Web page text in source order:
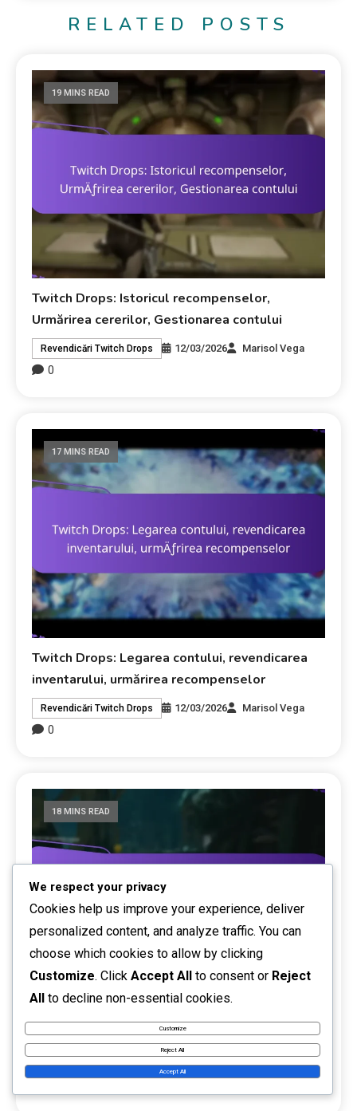
RELATED POSTS
19 MINS READ
Twitch Drops: Istoricul recompenselor,
Urmărirea cererilor, Gestionarea contului
Revendicări Twitch Drops 12/03/2026 Marisol Vega
0
17 MINS READ
Twitch Drops: Legarea contului, revendicarea
inventarului, urmărirea recompenselor
Revendicări Twitch Drops 12/03/2026 Marisol Vega
0
18 MINS READ
Twitch Drops: Compatibilitate platformă,
Verificarea revendicării, Setările contului
Revendicări Twitch Drops 04/03/2026 Marisol Vega
We respect your privacy
Cookies help us improve your experience, deliver
personalized content, and analyze traffic. You can
choose which cookies to allow by clicking
Customize. Click Accept All to consent or Reject
All to decline non-essential cookies.
Customize
Reject All
Accept All